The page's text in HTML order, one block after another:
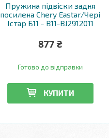
Пружина підвіски задня
посилена Chery Eastar/Чері
Істар Б11 - B11-BJ2912011
877 ₴
Готово до відправки
КУПИТИ